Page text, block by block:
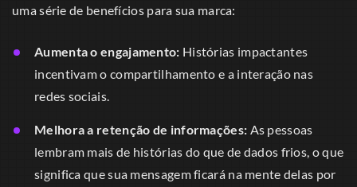
uma série de benefícios para sua marca:
Aumenta o engajamento: Histórias impactantes
incentivam o compartilhamento e a interação nas
redes sociais.
Melhora a retenção de informações: As pessoas
lembram mais de histórias do que de dados frios, o que
significa que sua mensagem ficará na mente delas por